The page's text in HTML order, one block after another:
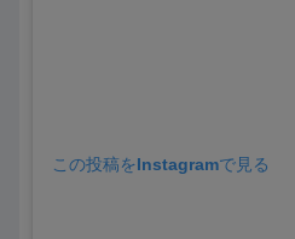
この投稿をInstagramで見る